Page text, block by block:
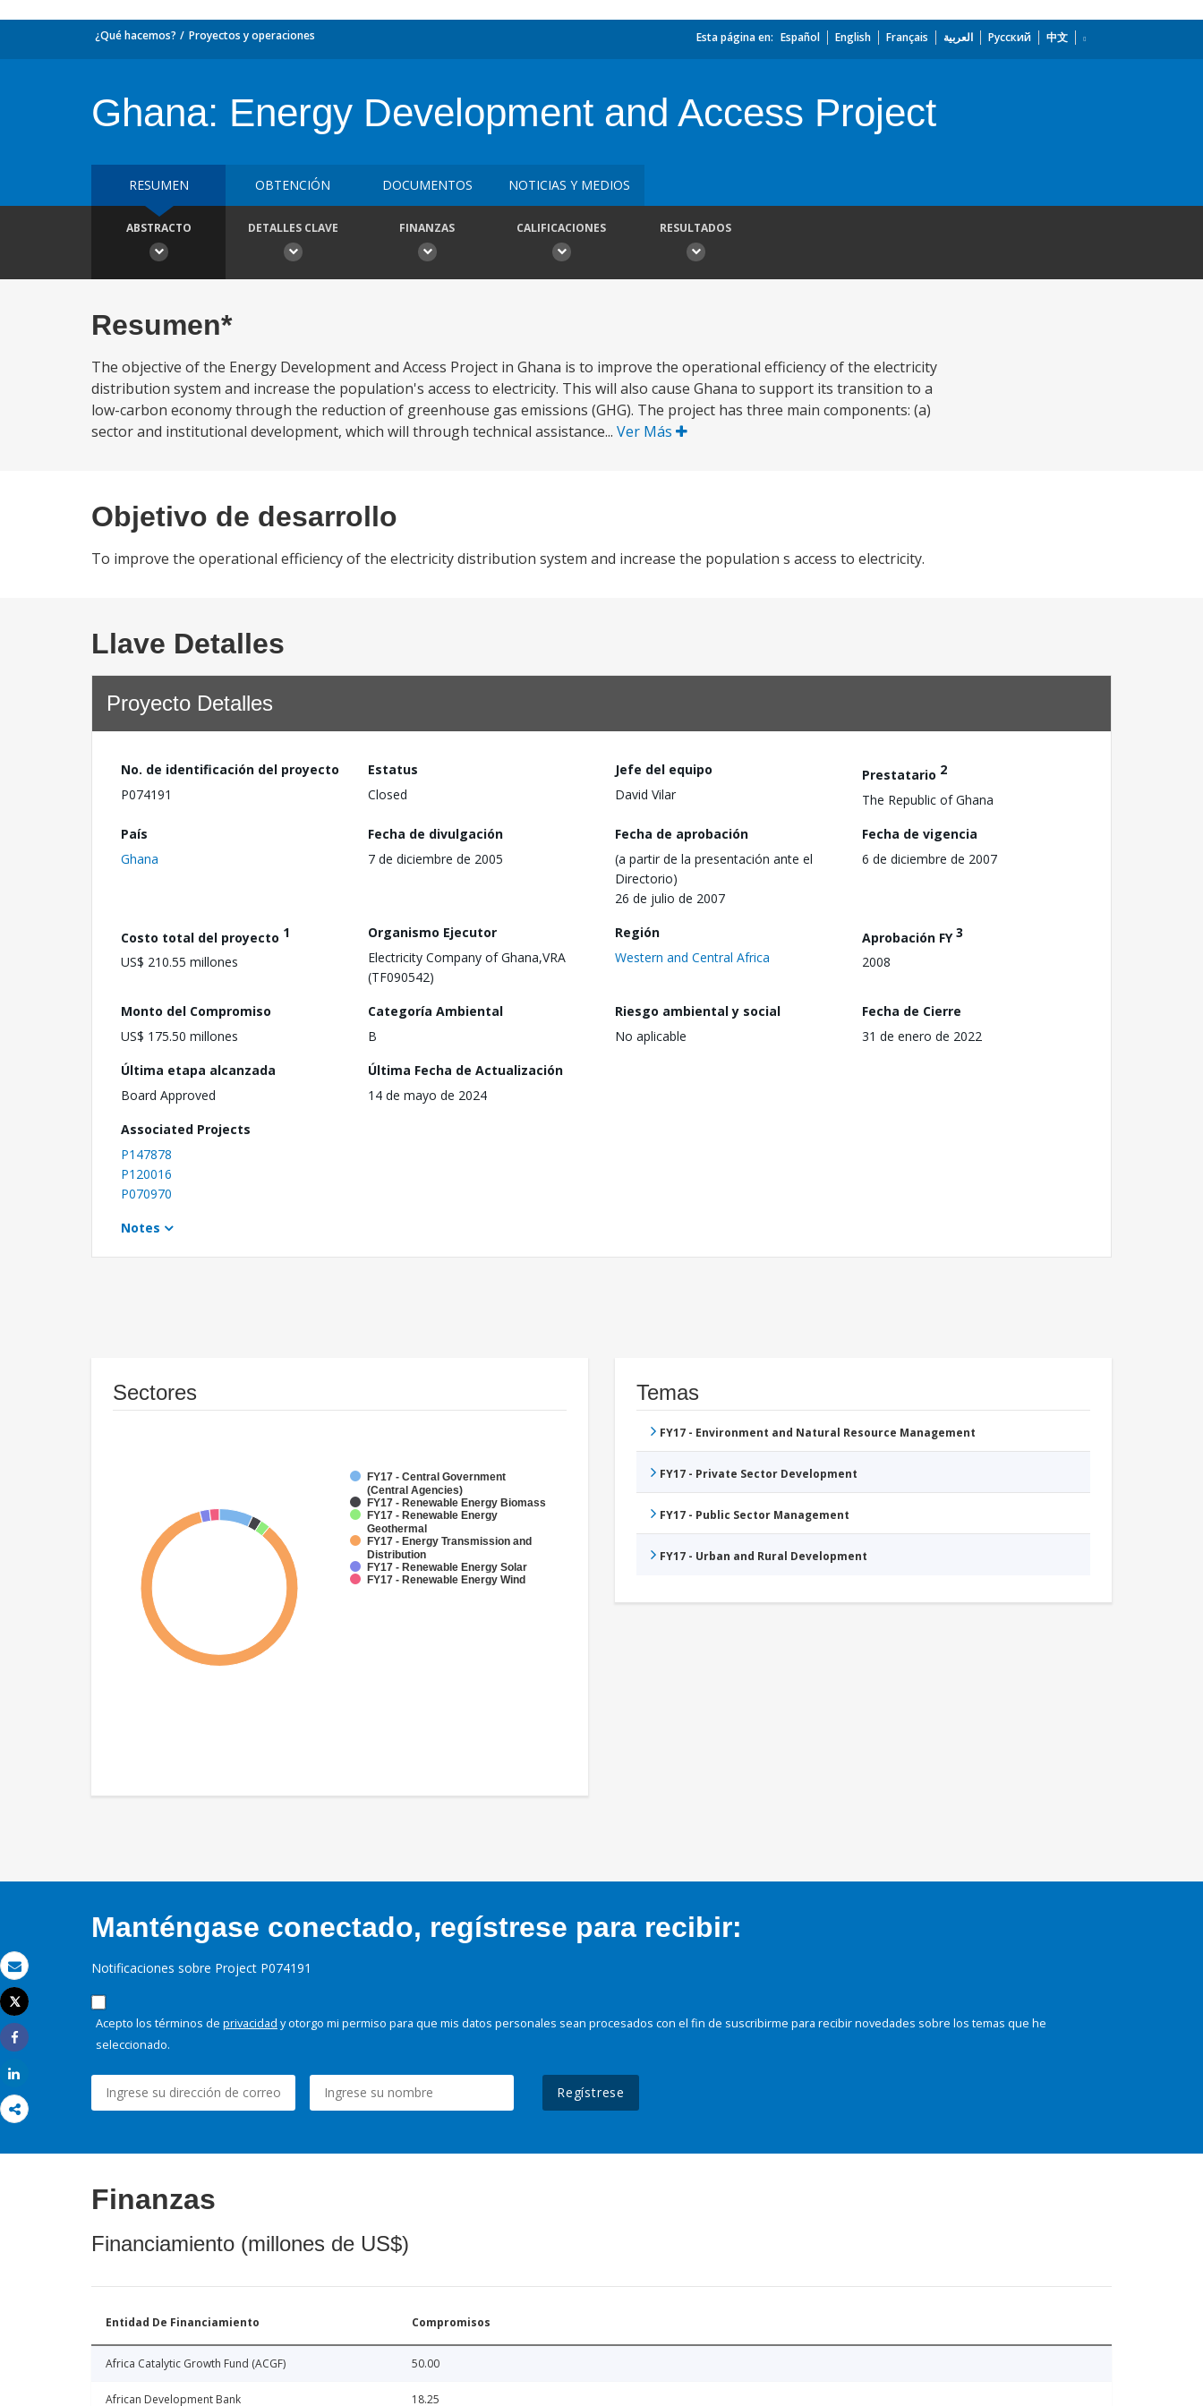
Correo electrónico
Imprimir
Tweet
Share
¿Qué hacemos? Proyectos y operaciones Esta página en: Español English Français العربية Русский 中文
Ghana: Energy Development and Access Project
RESUMEN OBTENCIÓN DOCUMENTOS NOTICIAS Y MEDIOS
ABSTRACTO DETALLES CLAVE FINANZAS CALIFICACIONES RESULTADOS
Resumen*
The objective of the Energy Development and Access Project in Ghana is to improve the operational efficiency of the electricity
distribution system and increase the population's access to electricity. This will also cause Ghana to support its transition to a
low-carbon economy through the reduction of greenhouse gas emissions (GHG). The project has three main components: (a)
sector and institutional development, which will through technical assistance... Ver Más
Objetivo de desarrollo
To improve the operational efficiency of the electricity distribution system and increase the population s access to electricity.
Llave Detalles
Proyecto Detalles
No. de identificación del proyecto
P074191
Estatus
Closed
Jefe del equipo
David Vilar
Prestatario 2
The Republic of Ghana
País
Ghana
Fecha de divulgación
7 de diciembre de 2005
Fecha de aprobación
(a partir de la presentación ante el
Directorio)
26 de julio de 2007
Fecha de vigencia
6 de diciembre de 2007
Costo total del proyecto 1
US$ 210.55 millones
Organismo Ejecutor
Electricity Company of Ghana,VRA
(TF090542)
Región
Western and Central Africa
Aprobación FY3
2008
Monto del Compromiso
US$ 175.50 millones
Categoría Ambiental
B
Riesgo ambiental y social
No aplicable
Fecha de Cierre
31 de enero de 2022
Última etapa alcanzada
Board Approved
Última Fecha de Actualización
14 de mayo de 2024
Associated Projects
P147878
P120016
P070970
Notes
Sectores
FY17 - Central Government
(Central Agencies)
FY17 - Renewable Energy Biomass
FY17 - Renewable Energy
Geothermal
FY17 - Energy Transmission and
Distribution
FY17 - Renewable Energy Solar
FY17 - Renewable Energy Wind
Temas
FY17 - Environment and Natural Resource Management
FY17 - Private Sector Development
FY17 - Public Sector Management
FY17 - Urban and Rural Development
Manténgase conectado, regístrese para recibir:
Notificaciones sobre Project P074191
Acepto los términos de privacidad y otorgo mi permiso para que mis datos personales sean procesados con el fin de suscribirme para recibir novedades sobre los temas que he
seleccionado.
Regístrese
Finanzas
Financiamiento (millones de US$)
Entidad De Financiamiento Compromisos
Africa Catalytic Growth Fund (ACGF) 50.00
African Development Bank 18.25